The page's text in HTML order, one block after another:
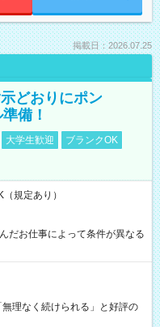
掲載日：2026.07.25
どおりにポン
備！
大学生歓迎
ブランクOK
規定あり）
だお仕事によって条件が異なる
理なく続けられる」と好評の